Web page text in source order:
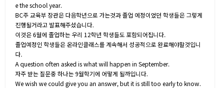
e the school year.
BC주 교육부 장관은 다음학년으로 가는것과 졸업 예정이었던 학생들은 그렇게
진행될거라고 발표해주셨습니다.
이것은 6월에 졸업하는 우리 12학년 학생들도 포함되어집니다.
졸업예정인 학생들은 온라인클래스를 계속해서 성공적으로 완료해야할것입니
다.
A question often asked is what will happen in September.
자주 받는 질문중 하나는 9월학기에 어떻게 될까입니다.
We wish we could give you an answer, but it is still too early to know.